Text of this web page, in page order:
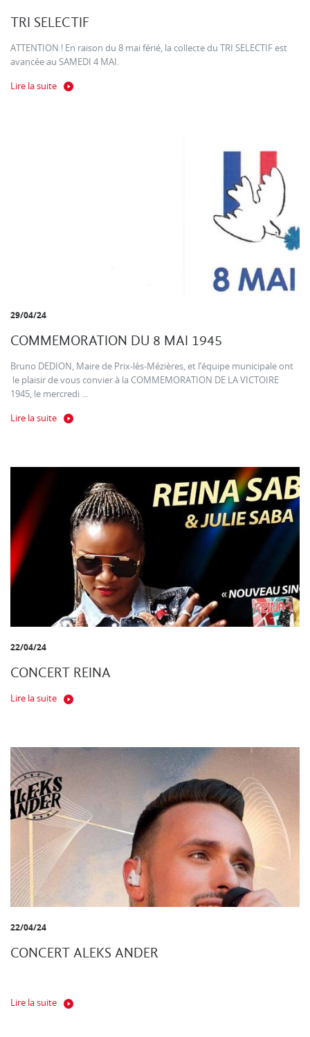
TRI SELECTIF
ATTENTION ! En raison du 8 mai férié, la collecte du TRI SELECTIF est
avancée au SAMEDI 4 MAI.
Lire la suite
29/04/24
COMMEMORATION DU 8 MAI 1945
Bruno DEDION, Maire de Prix-lès-Mézières, et l’équipe municipale ont
le plaisir de vous convier à la COMMEMORATION DE LA VICTOIRE
1945, le mercredi ...
Lire la suite
22/04/24
CONCERT REINA
Lire la suite
22/04/24
CONCERT ALEKS ANDER
Lire la suite